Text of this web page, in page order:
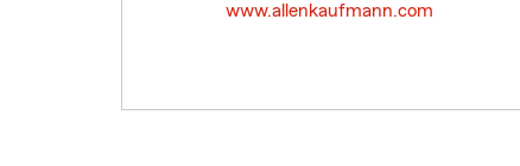
www.allenkaufmann.com